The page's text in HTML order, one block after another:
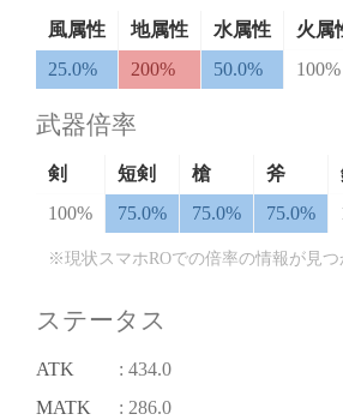
風属性 地属性 水属性 火属
25.0%
200% 50.0% 100%
武器倍率
剣 短剣 槍 斧
100%
75.0% 75.0% 75.0%
※現状スマホROでの倍率の情報が見
ステータス
ATK
: 434.0
MATK
: 286.0